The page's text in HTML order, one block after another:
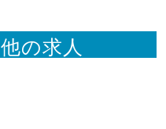
の求人